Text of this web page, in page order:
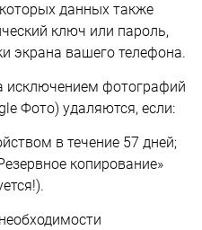
данных также
ключ или пароль,
экрана вашего телефона.
исключением фотографий
Фото) удаляются, если:
в течение 57 дней;
копирование»